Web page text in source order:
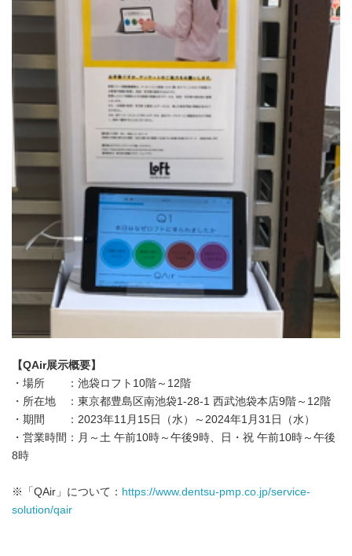
【QAir展示概要】
・場所 ：池袋ロフト10階～12階
・所在地 ：東京都豊島区南池袋1-28-1 西武池袋本店9階～12階
・期間 ：2023年11月15日（水）～2024年1月31日（水）
・営業時間：月～土 午前10時～午後9時、日・祝 午前10時～午後
8時
※「QAir」について： https://www.dentsu-pmp.co.jp/service-
solution/qair